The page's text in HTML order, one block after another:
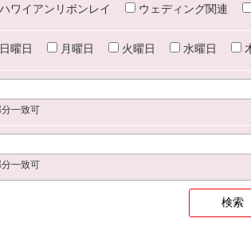
ハワイアンリボンレイ
ウェディング関連
日曜日 月曜日 火曜日 水曜日
一致可
一致可